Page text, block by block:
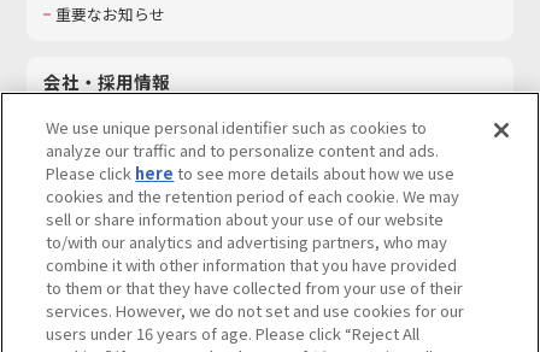
重要なお知らせ
会社・採用情報
採用情報
サステナビリティ
お問い合わせ
ウェブサイトご利用条件 ソーシャルメディアポリシー
We use unique personal identifier such as cookies to
analyze our traffic and to personalize content and ads.
Please click here to see more details about how we use
cookies and the retention period of each cookie. We may
sell or share information about your use of our website
to/with our analytics and advertising partners, who may
combine it with other information that you have provided
to them or that they have collected from your use of their
services. However, we do not set and use cookies for our
users under 16 years of age. Please click “Reject All